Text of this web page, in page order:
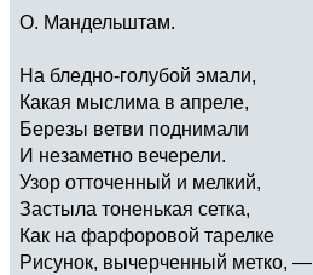
О. Мандельштам.
На бледно-голубой эмали,
Какая мыслима в апреле,
Березы ветви поднимали
И незаметно вечерели.
Узор отточенный и мелкий,
Застыла тоненькая сетка,
Как на фарфоровой тарелке
Рисунок, вычерченный метко, —